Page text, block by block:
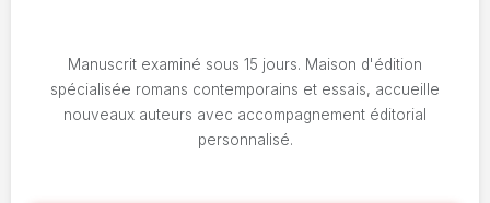
Manuscrit examiné sous 15 jours. Maison d'édition
spécialisée romans contemporains et essais, accueille
nouveaux auteurs avec accompagnement éditorial
personnalisé.